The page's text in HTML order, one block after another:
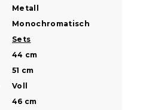
Metall
Monochromatisch
Sets
44 cm
51 cm
Voll
46 cm